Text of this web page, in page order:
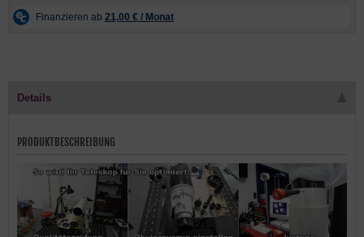
Details
PRODUKTBESCHREIBUNG